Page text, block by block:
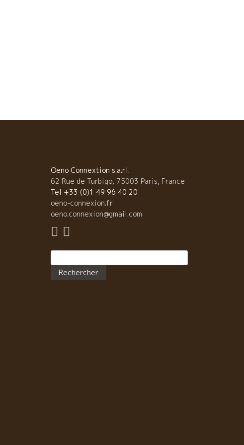
Oeno Connextion s.a.r.l.
62 Rue de Turbigo, 75003 Paris, France
Tel +33 (0)1 49 96 40 20
oeno-connexion.fr
oeno.connexion@gmail.com